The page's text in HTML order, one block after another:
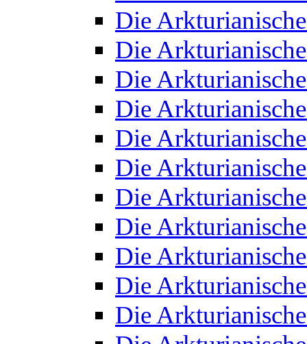
Die
Die
Die
Die
Die
Die
Die
Die
Die
Die
Die